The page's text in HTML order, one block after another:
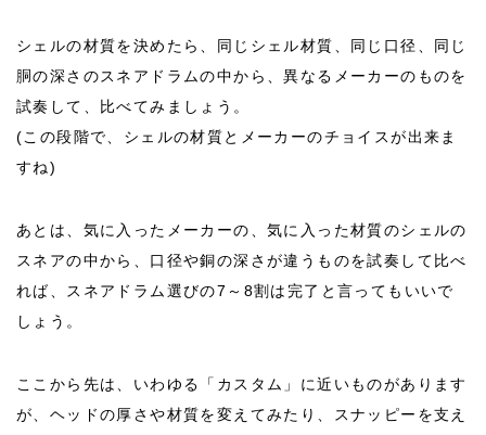
シェルの材質を決めたら、同じシェル材質、同じ口径、同じ
胴の深さのスネアドラムの中から、異なるメーカーのものを
試奏して、比べてみましょう。
(この段階で、シェルの材質とメーカーのチョイスが出来ま
すね)
あとは、気に入ったメーカーの、気に入った材質のシェルの
スネアの中から、口径や銅の深さが違うものを試奏して比べ
れば、スネアドラム選びの7～8割は完了と言ってもいいで
しょう。
ここから先は、いわゆる「カスタム」に近いものがあります
が、ヘッドの厚さや材質を変えてみたり、スナッピーを支え